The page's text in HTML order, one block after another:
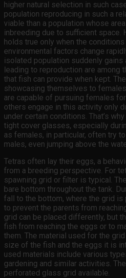
higher natural selection in such
population reproducing in such a
viable than a population whose
inbreeding due to sufficient space.
holds true only when the conditions
environmental factors change
isolated population suddenly gains
leading to reproduction are among
that fish can provide when kept.
showcasing themselves to
are capable of pursuing females
others engage in this activity only
under certain conditions. That’s
tight cover glasses, especially
as females, in particular, often try
males, even jumping above the
Tetras often lay their eggs, a
from a breeding perspective. For
spawning grid or filter is typical.
bare bottom throughout the tank.
fall to the bottom, where the grid
to prevent the parents from
grid can be placed differently, but
fish from reaching the eggs or to
them. The material used for the
size of the fish and the eggs it is
used materials include various
gardening and similar activities.
perforated glass grid available.